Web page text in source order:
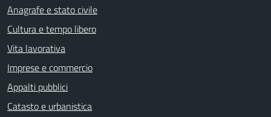
Anagrafe e stato civile
Cultura e tempo libero
Vita lavorativa
Imprese e commercio
Appalti pubblici
Catasto e urbanistica